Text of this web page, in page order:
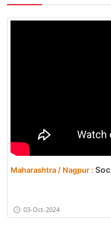
Maharashtra / Nagpur :
03-Oct-2024